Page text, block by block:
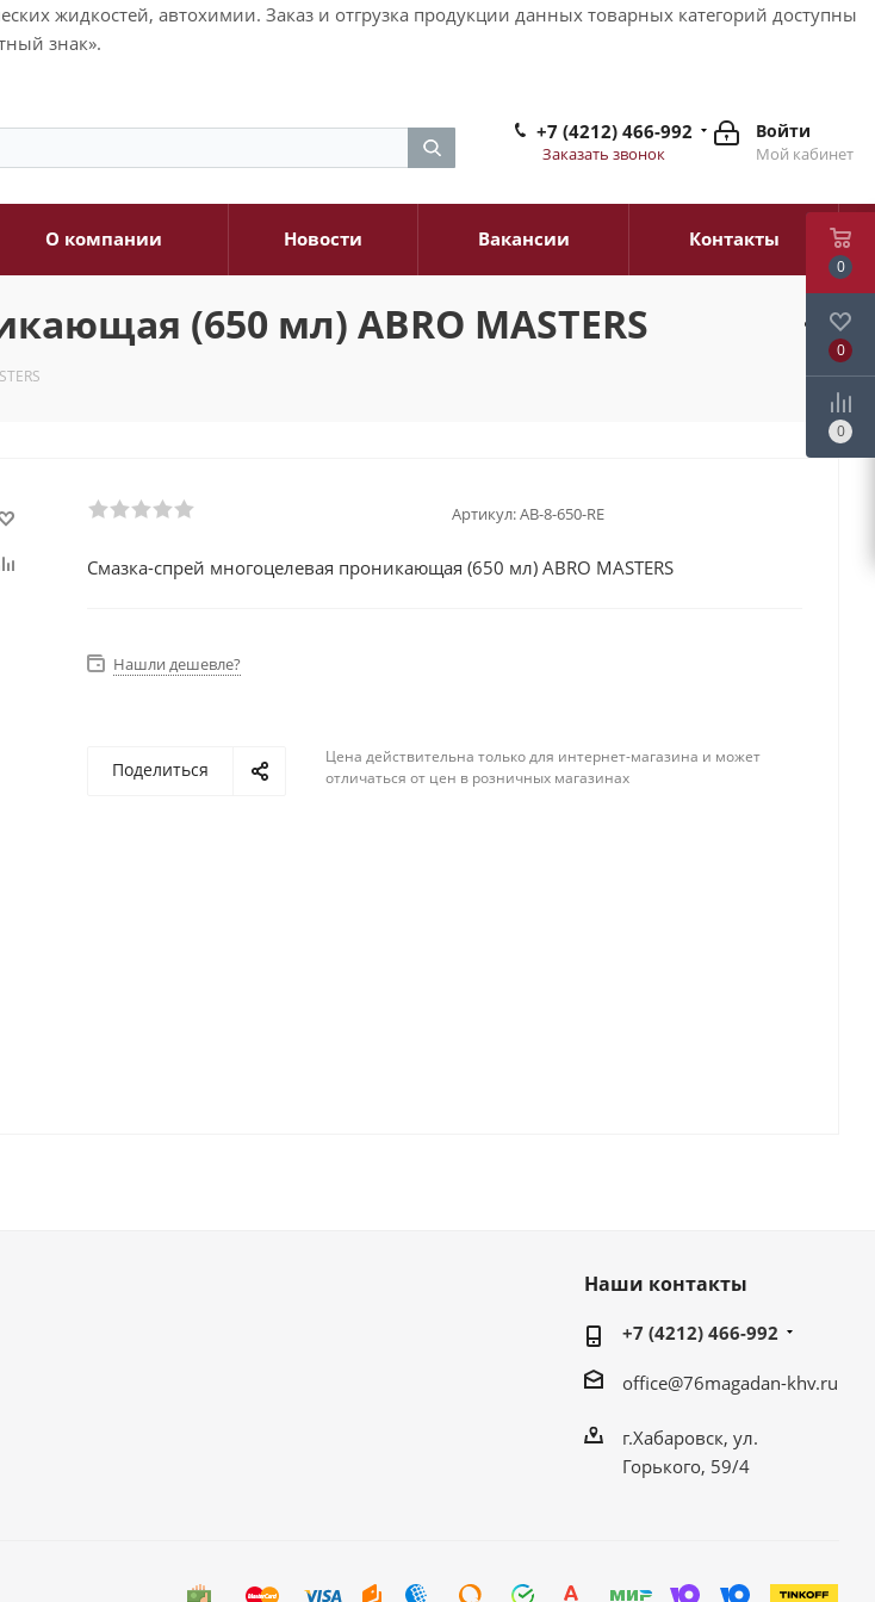
жидкостей, автохимии. Заказ и отгрузка продукции данных товарных категорий доступны
знак».
Войти
Мой кабинет
+7 (4212) 466-992
Заказать звонок
О компании Новости Вакансии Контакты
(650 мл) ABRO MASTERS
Артикул:AB-8-650-RE
Смазка-спрей многоцелевая проникающая (650 мл) ABRO MASTERS
Нашли дешевле?
Поделиться
Цена действительна только для интернет-магазина и может
отличаться от цен в розничных магазинах
Наши контакты
+7 (4212) 466-992
office@76magadan-khv.ru
г.Хабаровск, ул.
Горького, 59/4
0
0
0